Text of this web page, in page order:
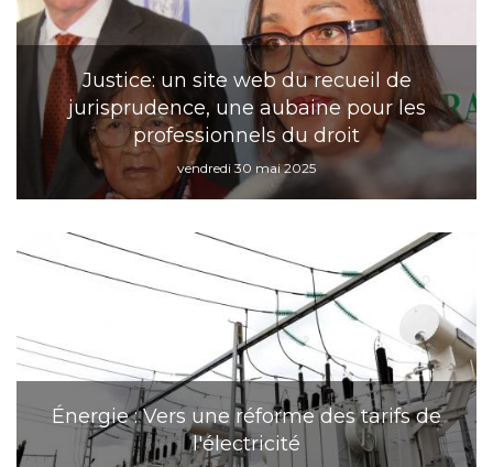
Justice: un site web du recueil de
jurisprudence, une aubaine pour les
professionnels du droit
vendredi 30 mai 2025
Énergie : Vers une réforme des tarifs de
l'électricité